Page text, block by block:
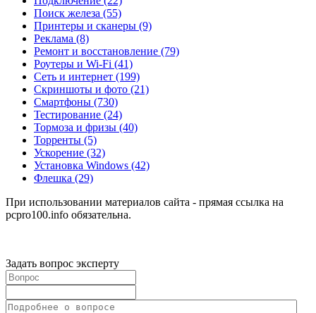
Поиск железа (55)
Принтеры и сканеры (9)
Реклама (8)
Ремонт и восстановление (79)
Роутеры и Wi-Fi (41)
Сеть и интернет (199)
Скриншоты и фото (21)
Смартфоны (730)
Тестирование (24)
Тормоза и фризы (40)
Торренты (5)
Ускорение (32)
Установка Windows (42)
Флешка (29)
При использовании материалов сайта - прямая ссылка на
pcpro100.info обязательна.
Задать вопрос эксперту